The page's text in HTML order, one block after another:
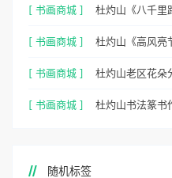
[ 书画商城 ] 杜灼山《八千里
[ 书画商城 ] 杜灼山《高风亮
[ 书画商城 ] 杜灼山老区花朵
[ 书画商城 ] 杜灼山书法篆书
随机标签